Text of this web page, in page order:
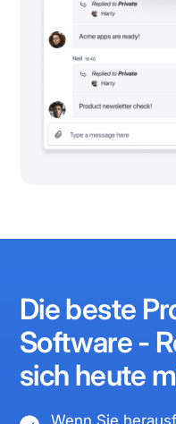
Die beste
Software -
sich heute
Wenn Sie